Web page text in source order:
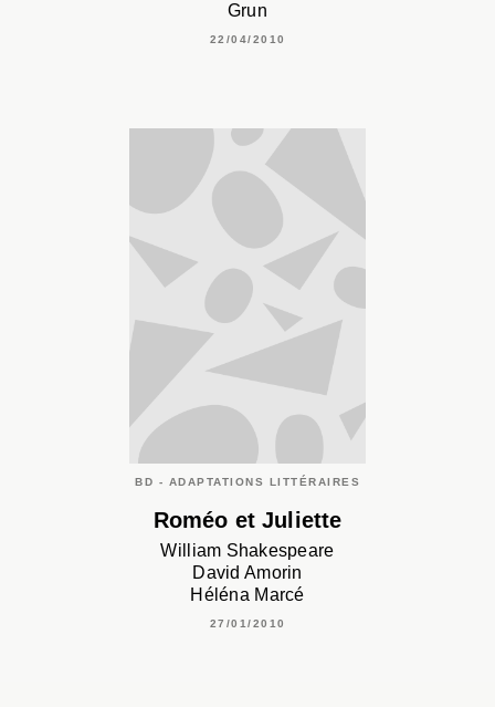
Grun
22/04/2010
BD - ADAPTATIONS LITTÉRAIRES
Roméo et Juliette
William Shakespeare
David Amorin
Héléna Marcé
27/01/2010